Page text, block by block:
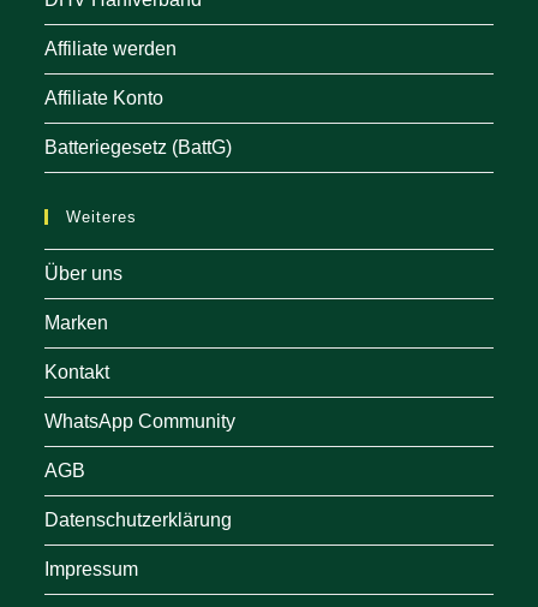
Affiliate werden
Affiliate Konto
Batteriegesetz (BattG)
Weiteres
Über uns
Marken
Kontakt
WhatsApp Community
AGB
Datenschutzerklärung
Impressum